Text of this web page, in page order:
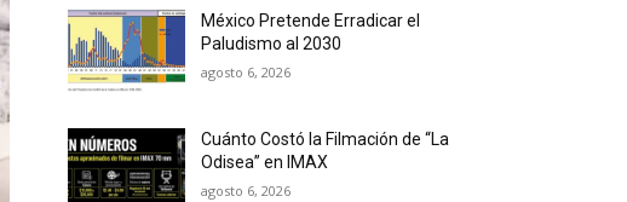
México Pretende Erradicar el
Paludismo al 2030
agosto 6, 2026
Cuánto Costó la Filmación de “La
Odisea” en IMAX
agosto 6, 2026